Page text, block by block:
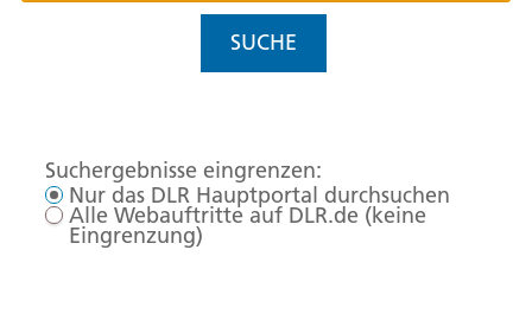
SUCHE
Suchergebnisse eingrenzen:
Nur das DLR Hauptportal durchsuchen
Alle Webauftritte auf DLR.de (keine
Eingrenzung)